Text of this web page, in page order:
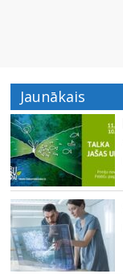
Jaunākais